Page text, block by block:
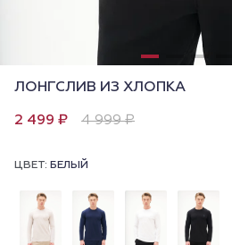
ЛОНГСЛИВ ИЗ ХЛОПКА
2 499 ₽ 4 999 ₽
ЦВЕТ: БЕЛЫЙ